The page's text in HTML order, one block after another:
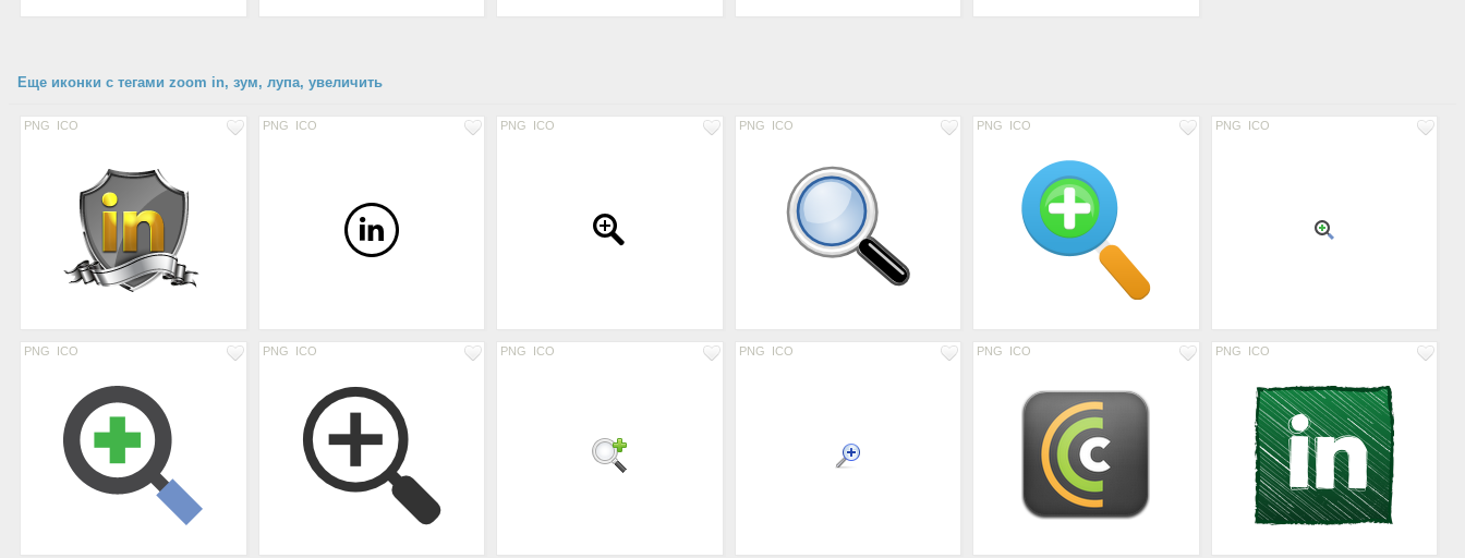
Еще иконки с тегами zoom in, зум, лупа, увеличить
PNG ICO PNG ICO PNG ICO PNG ICO PNG ICO PNG ICO
PNG ICO PNG ICO PNG ICO PNG ICO PNG ICO PNG ICO